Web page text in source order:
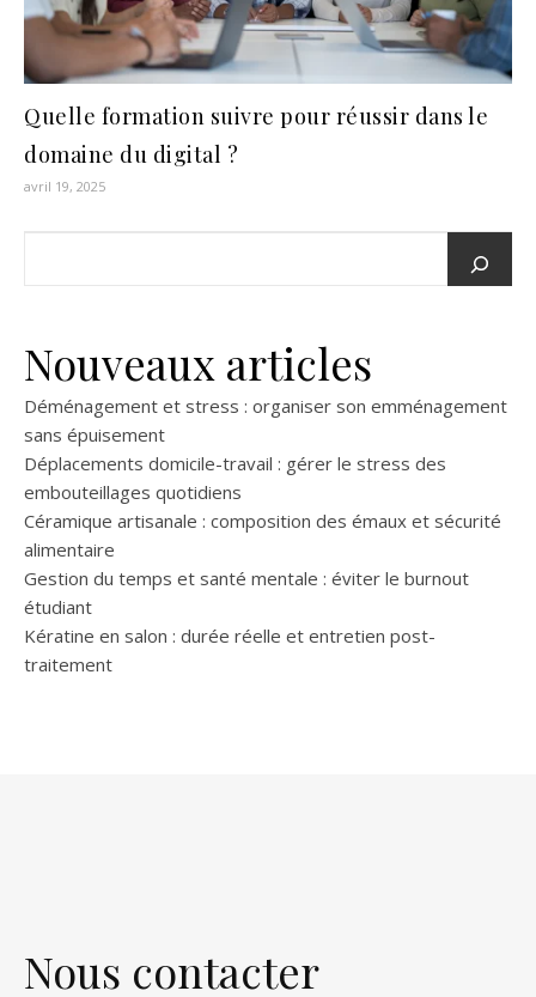
Quelle formation suivre pour réussir dans le
domaine du digital ?
avril 19, 2025
Nouveaux articles
Déménagement et stress : organiser son emménagement
sans épuisement
Déplacements domicile-travail : gérer le stress des
embouteillages quotidiens
Céramique artisanale : composition des émaux et sécurité
alimentaire
Gestion du temps et santé mentale : éviter le burnout
étudiant
Kératine en salon : durée réelle et entretien post-
traitement
Nous contacter